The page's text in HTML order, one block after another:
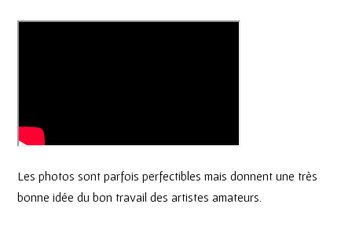
Les photos sont parfois perfectibles mais donnent une très
bonne idée du bon travail des artistes amateurs.